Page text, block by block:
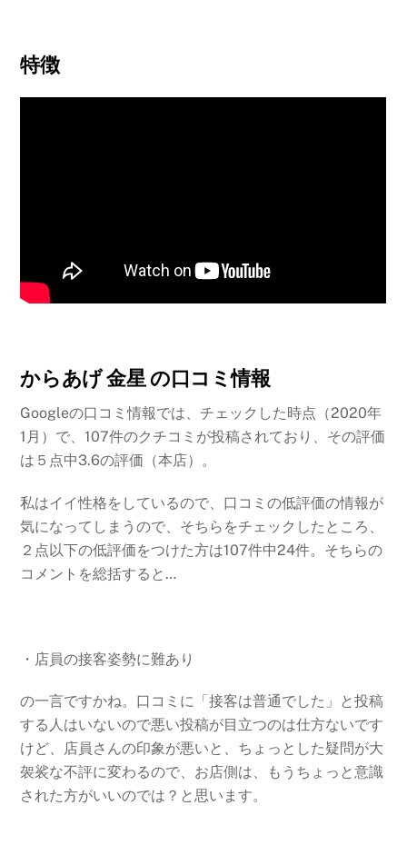
特徴
からあげ 金星 の口コミ情報
Googleの口コミ情報では、チェックした時点（2020年
1月）で、107件のクチコミが投稿されており、その評価
は５点中3.6の評価（本店）。
私はイイ性格をしているので、口コミの低評価の情報が
気になってしまうので、そちらをチェックしたところ、
２点以下の低評価をつけた方は107件中24件。そちらの
コメントを総括すると…
・店員の接客姿勢に難あり
の一言ですかね。口コミに「接客は普通でした」と投稿
する人はいないので悪い投稿が目立つのは仕方ないです
けど、店員さんの印象が悪いと、ちょっとした疑問が大
袈裟な不評に変わるので、お店側は、もうちょっと意識
された方がいいのでは？と思います。